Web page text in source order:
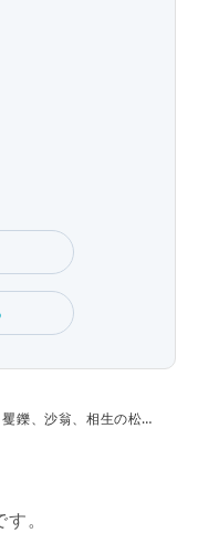
、沙翁、相生の松、好々爺、皇寿
。